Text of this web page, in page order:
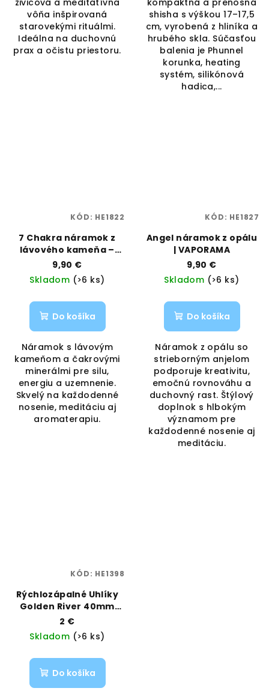
vôňa inšpirovaná
starovekými rituálmi.
Ideálna na duchovnú
prax a očistu priestoru.
shisha s výškou 17–17,5
cm, vyrobená z hliníka a
hrubého skla. Súčasťou
balenia je Phunnel
korunka, heating
systém, silikónová
hadica,...
7 Chakra náramok z
lávového kameňa –
energia a uzemnenie |
VAPORAMA
9,90 €
Skladom (>6 ks)
Do košíka
Náramok s lávovým
kameňom a čakrovými
minerálmi pre silu,
energiu a uzemnenie.
Skvelý na každodenné
nosenie, meditáciu aj
aromaterapiu.
KÓD: HE1822
Angel náramok z opálu
| VAPORAMA
9,90 €
Skladom (>6 ks)
Do košíka
Náramok z opálu so
strieborným anjelom
podporuje kreativitu,
emočnú rovnováhu a
duchovný rast. Štýlový
doplnok s hlbokým
významom pre
každodenné nosenie aj
meditáciu.
KÓD: HE1827
Rýchlozápalné Uhlíky
Golden River 40mm
10ks | GOLDEN RIVER |
VAPORAMA
2 €
Skladom (>6 ks)
Do košíka
KÓD: HE1398